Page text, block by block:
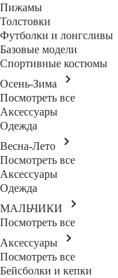
Пижамы
Толстовки
Футболки и лонгсливы
Базовые модели
Спортивные костюмы
Осень-Зима
Посмотреть все
Аксессуары
Одежда
Весна-Лето
Посмотреть все
Аксессуары
Одежда
МАЛЬЧИКИ
Посмотреть все
Аксессуары
Посмотреть все
Бейсболки и кепки